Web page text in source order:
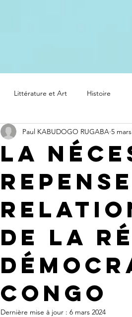
Littérature et Art Histoire
La
de la
Congo
Paul KABUDOGO RUGABA 5
Dernière mise à jour : 6 mars 2024